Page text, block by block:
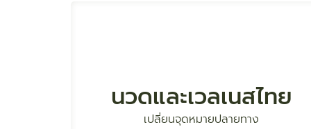
นวดและเวลเนสไทย
เปลี่ยนจุดหมายปลายทาง
ยกระดับอุตสาหกรรม
ให้กลายเป็นมาตรฐานโลก